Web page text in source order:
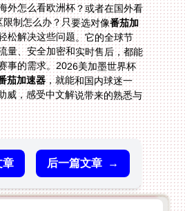
怎么看欧洲杯？或者在国外看
制怎么办？只要选对像番茄加
松解决这些问题。它的全球节
流量、安全加密和实时售后，都能
赛事的需求。2026美加墨世界杯
茄加速器，就能和国内球迷一
起，为喜欢的球队加油助威，感受中文解说带来的熟悉与
章 后一篇文章 →